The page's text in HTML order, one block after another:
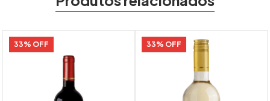
33% OFF 33% OFF